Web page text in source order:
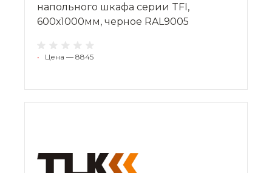
напольного шкафа серии TFI,
600х1000мм, черное RAL9005
• Цена — 8845